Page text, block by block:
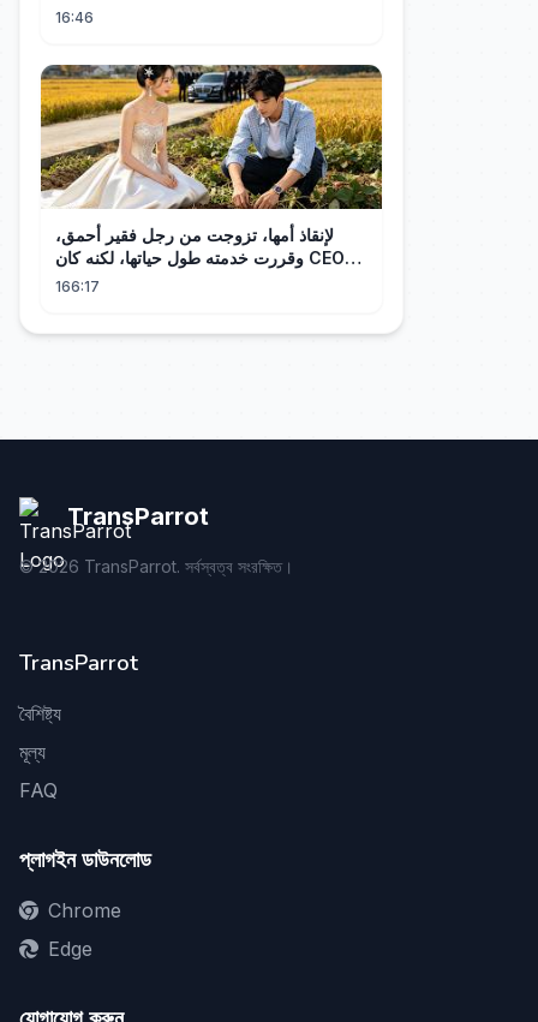
16:46
لإنقاذ أمها، تزوجت من رجل فقير أحمق،
وقررت خدمته طول حياتها، لكنه كان CEO
ثرياً! 💕
166:17
TransParrot
©2026 TransParrot. সর্বস্বত্ব সংরক্ষিত।
TransParrot
বৈশিষ্ট্য
মূল্য
FAQ
প্লাগইন ডাউনলোড
Chrome
Edge